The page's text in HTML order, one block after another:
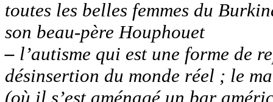
toutes les belles femmes du
son beau-père Houphouet
– l’autisme qui est une forme de
désinsertion du monde réel ; le
(où il s’est aménagé un bar